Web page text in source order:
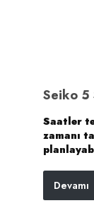
Saatler
zamanı
yaratıcı
Devamı